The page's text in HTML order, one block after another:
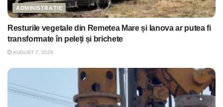
ADMINISTRAȚIE
Resturile vegetale din Remetea Mare și Ianova ar putea fi
transformate în peleți și brichete
AUGUST 7, 2026